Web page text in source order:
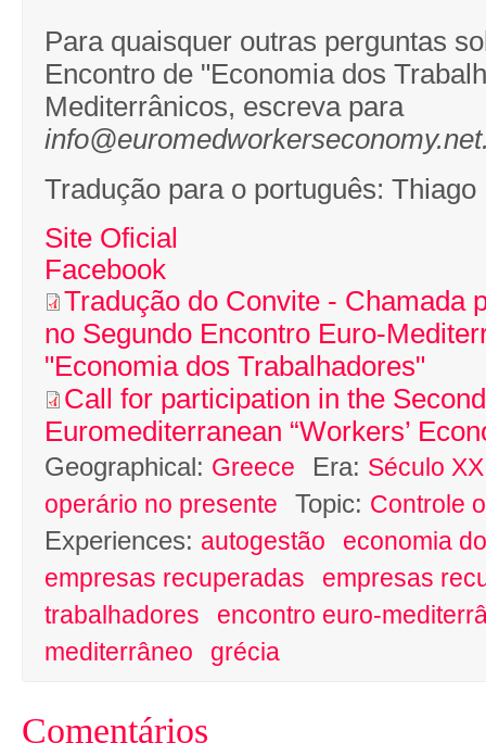
Para quaisquer outras perguntas
Encontro de "Economia dos
Mediterrânicos, escreva para
Tradução para o português: Thiago
Site Oficial
Facebook
Tradução do Convite - Chamada
no Segundo Encontro Euro-
"Economia dos Trabalhadores"
Call for participation in the Second
Euromediterranean “Workers’
Geographical: Greece Era: Século
operário no presente
Topic: Controle
Experiences: autogestão
economia
empresas recuperadas
empresas
trabalhadores
encontro euro-
mediterrâneo
grécia
Comentários